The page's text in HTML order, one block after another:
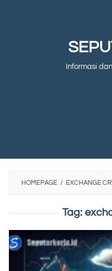
Informasi
HOMEPAGE / EXCHANGE
Tag: